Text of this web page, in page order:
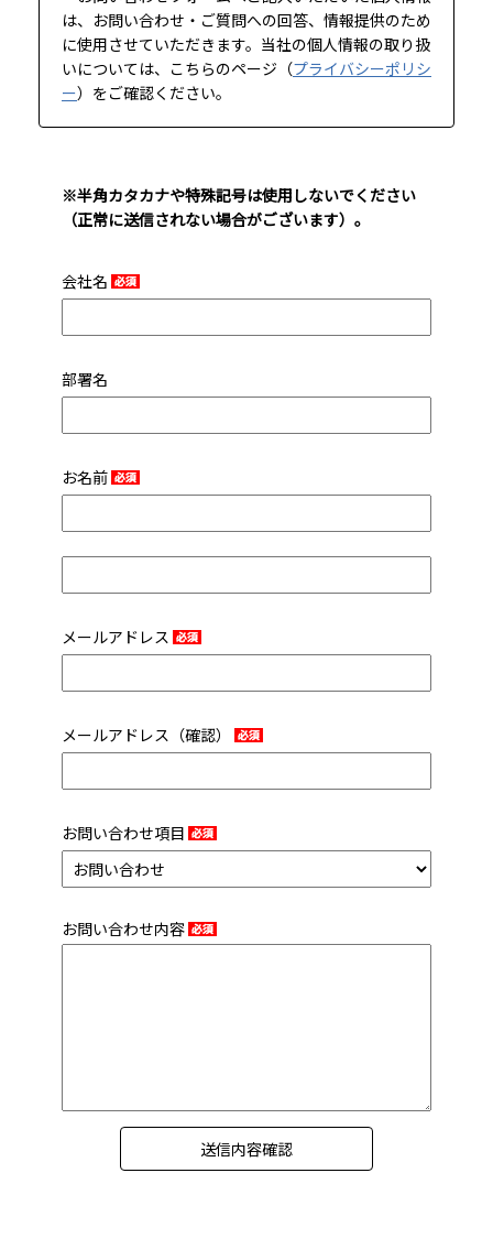
は、お問い合わせ・ご質問への回答、情報提供のため
に使用させていただきます。当社の個人情報の取り扱
いについては、こちらのページ（プライバシーポリシ
ー）をご確認ください。
※半角カタカナや特殊記号は使用しないでください
（正常に送信されない場合がございます）。
会社名
部署名
お名前
メールアドレス
メールアドレス（確認）
お問い合わせ項目
お問い合わせ内容